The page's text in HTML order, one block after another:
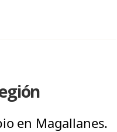
en Magallanes.